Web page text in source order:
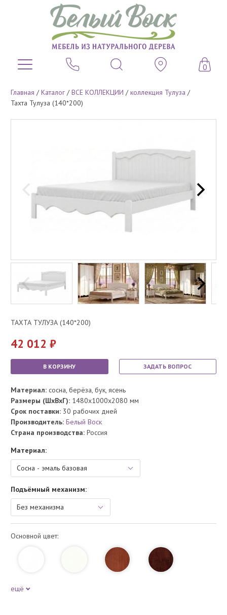
0
Главная /Каталог /ВСЕ КОЛЛЕКЦИИ /коллекция Тулуза /
Тахта Тулуза (140*200)
ТАХТА ТУЛУЗА (140*200)
42 012
В КОРЗИНУ ЗАДАТЬ ВОПРОС
Материал: сосна, берёза, бук, ясень
Размеры (ШхВхГ): 1480x1000x2080 мм
Срок поставки: 30 рабочих дней
Производитель: Белый Воск
Страна производства: Россия
Материал:
Подъёмный механизм:
Основной цвет:
ещё